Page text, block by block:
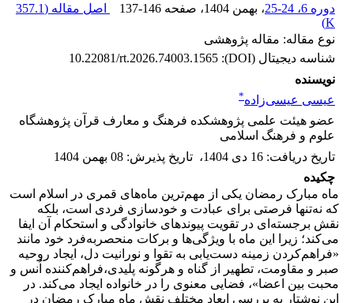
دوره 6، 24-25
، بهمن 1404 ، صفحه 137-146 اصل مقاله (357.1
K
)
نوع مقاله: مقاله پژوهشی
شناسه دیجیتال (DOI):
10.22081/rt.2026.74003.1565
نویسنده
عیسی عیسی‌زاده*
عضو هیئت علمی پژوهشکده فرهنگ و معارف قرآن پژوهشگاه
علوم و فرهنگ اسلامی
تاریخ دریافت: 16 دی 1404 ، تاریخ پذیرش: 08 بهمن 1404
چکیده
ماه مبارک رمضان یکی از مهم‌ترین ماه‌های قمری در اسلام است
که نه‌تنها فرصتی برای عبادت و خودسازی فردی است، بلکه
نقش برجسته‌ای در تقویت پیوندهای خانوادگی و استحکام آن ایفا
می‌کند؛ زیرا این ماه با ویژگی‌ها و برکات منحصر‌به‌فرد خود مانند
«فراهم‌کردن زمینه دست‌یابی به تقوا و نورانیت دل، ایجاد روحیه
صبر و مقاومت، تطهیر از گناه و هرگونه پلیدی،فراهم‌کننده اُنس و
محبت بین اعضا»، فضایی معنوی را در خانواده ایجاد می‌کند. در
این نوشتار به بررسی ابعاد مختلف نقش ماه مبارک رمضان در